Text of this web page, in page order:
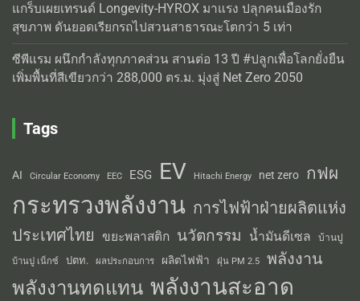
แกร็บเผยเทรนด์ Longevity-HYROX มาแรง ปลุกคนเมืองรัก
สุขภาพ ดันยอดเรียกรถไปสวนสาธารณะโตกว่า 5 เท่า
ซีพีแรม ผนึกกำลังทุกภาคส่วน สานต่อ 13 ปี #ปลูกเพื่อโลกยั่งยืน
เพิ่มพื้นที่สีเขียวกว่า 288,000 ตร.ม. มุ่งสู่ Net Zero 2050
Tags
AI Circular Economy EEC ESG EV Hitachi Energy net zero กฟผ
กระทรวงพลังงาน การไฟฟ้าฝ่ายผลิตแห่ง
ประเทศไทย
ขยะพลาสติก นวัตกรรม น้ำมันดีเซล บ้านปู
บ้านปู เน็กซ์ ปตท. ผลประกอบการ ผลิตไฟฟ้า ฝุ่น PM 2.5 พลังงาน
พลังงานทดแทน พลังงานสะอาด